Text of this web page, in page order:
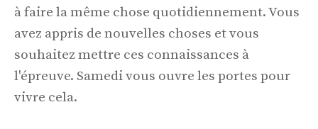
à faire la même chose quotidiennement. Vous
avez appris de nouvelles choses et vous
souhaitez mettre ces connaissances à
l'épreuve. Samedi vous ouvre les portes pour
vivre cela.